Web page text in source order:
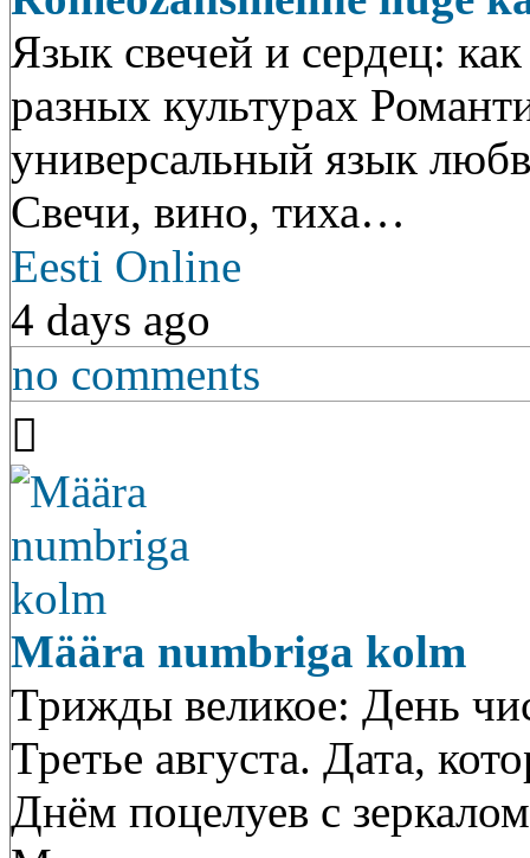
Язык свечей и сердец:
разных культурах
универсальный язык
Свечи, вино, тиха…
Eesti Online
4 days ago
no comments
Määra numbriga kolm
Трижды великое: День
Третье августа. Дата,
Днём поцелуев с